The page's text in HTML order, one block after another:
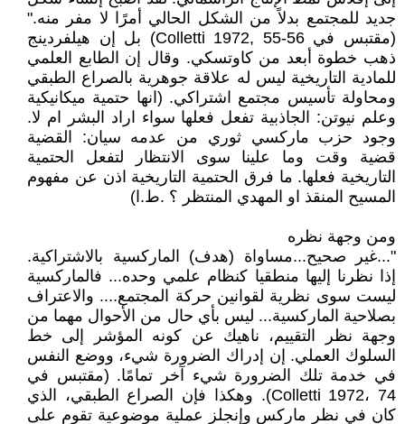
جديد للمجتمع بدلاً من الشكل الحالي أمرًا لا مفر منه."
(مقتبس في Colletti 1972, 55-56) بل إن هيلفردينج
ذهب خطوة أبعد من كاوتسكي. وقال إن الطابع العلمي
للمادية التاريخية ليس له علاقة جوهرية بالصراع الطبقي
ومحاولة تأسيس مجتمع اشتراكي. (انها حتمية ميكانيكية
وعلم نيوتن: الجاذبية تفعل فعلها سواء اراد البشر ام لا.
وجود حزب ماركسي ثوري من عدمه سيان: القضية
قضية وقت وما علينا سوى الانتظار لتفعل الحتمية
التاريخية فعلها. ما فرق الحتمية التاريخية اذن عن مفهوم
المسيح المنقذ او المهدي المنتظر ؟ .ط.ا)
ومن وجهة نظره
"...غير صحيح...مساواة (هدف) الماركسية بالاشتراكية.
إذا نظرنا إليها منطقيا كنظام علمي وحده... فالماركسية
ليست سوى نظرية لقوانين حركة المجتمع.... والاعتراف
بصلاحية الماركسية... ليس بأي حال من الأحوال مهما من
وجهة نظر التقييم، ناهيك عن كونه المؤشر إلى خط
السلوك العملي. إن إدراك الضرورة شيء، ووضع النفس
في خدمة تلك الضرورة شيء آخر تمامًا. (مقتبس في
Colletti 1972، 74). وهكذا فإن الصراع الطبقي، الذي
كان في نظر ماركس وإنجلز عملية موضوعية تقوم على